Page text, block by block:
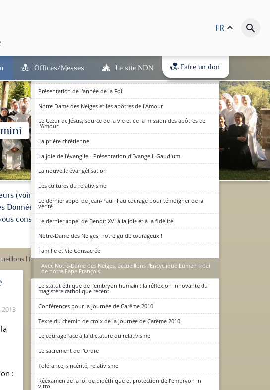
FR keyboard_arrow_up search
Offices/Messes Le site NDN Faire un don
(voir les crédits en bas de page) : qu'ils
» (RGPD) est entré en vigueur.
consentez à notre politique de
D'accord
l'Encyclique Lumen Fidei de notre Pape François
2013
:
Jésus a été conçu du Saint-Esprit, est né de la Vierge Marie
La crise actuelle au niveau de la Liturgie et la manière de la
Présentation de l'année de la Foi
Notre Dame des Neiges et les apôtres de l'Amour
Le Cœur de Jésus, source de la vie et de la mission des apôtres de
l'Amour
La prière chrétienne
La joie de l'évangile - Présentation d'Evangelii Gaudium
La nouvelle évangélisation
Les cultures du relativisme
Le dernier appel de Jean-Paul II au courage pour témoigner de la
vérité
Le dernier appel de Benoît XVI à la joie et à la fidélité
Notre-Dame des Neiges, notre guide courageux !
Famille et Vie Consacrée
Avec Notre-Dame des Neiges, accueillons l'Encyclique Lumen Fidei
de notre Pape François
Le statut éthique de l’embryon humain : la réflexion innovante du
magistère catholique récent
Conférences pour la journée de Carême 2010
Texte du chemin de croix de la journée de Carême 2010
Le courage face à la dictature du relativisme
Le sacrement de l'Ordre
Tolérance, sincérité, relativisme
Réexamen de la loi de bioéthique et protection de l’embryon in
vitro